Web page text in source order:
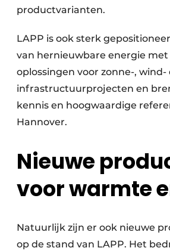
productvarianten.
LAPP is ook sterk
van hernieuwbare energie
oplossingen voor zonne-, wind-
infrastructuurprojecten en
kennis en hoogwaardige
Hannover.
Nieuwe
voor warmte
Natuurlijk zijn er ook nieuwe
op de stand van LAPP. Het